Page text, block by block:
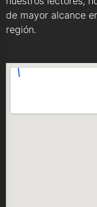
de mayor alcance
región.